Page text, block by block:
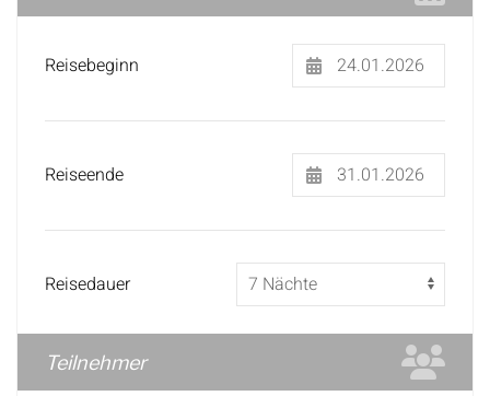
Reisebeginn
Reiseende
Reisedauer
Teilnehmer